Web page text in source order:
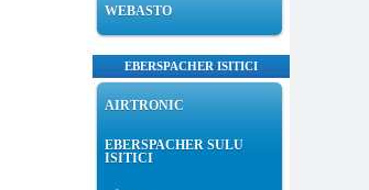
WEBASTO
EBERSPACHER ISITICI
AIRTRONIC
EBERSPACHER SULU
ISITICI